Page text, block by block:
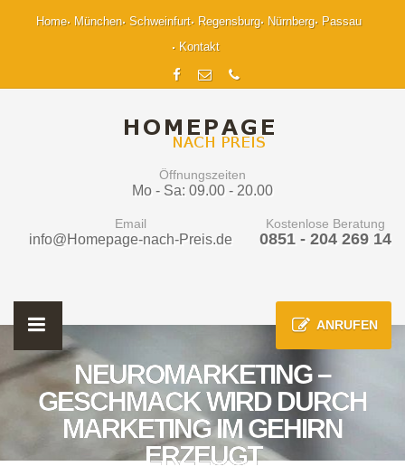
Home München Schweinfurt Regensburg Nürnberg
Passau
Kontakt
Öffnungszeiten
Mo - Sa: 09.00 - 20.00
Email
info@Homepage-nach-Preis.de
Kostenlose Beratung
0851 - 204 269 14
ANRUFEN
NEUROMARKETING –
GESCHMACK WIRD DURCH
MARKETING IM GEHIRN
ERZEUGT